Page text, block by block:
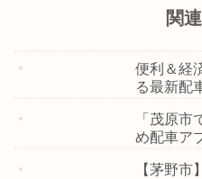
関
便利＆経
る最新配
「茂原
め配車ア
【茅野